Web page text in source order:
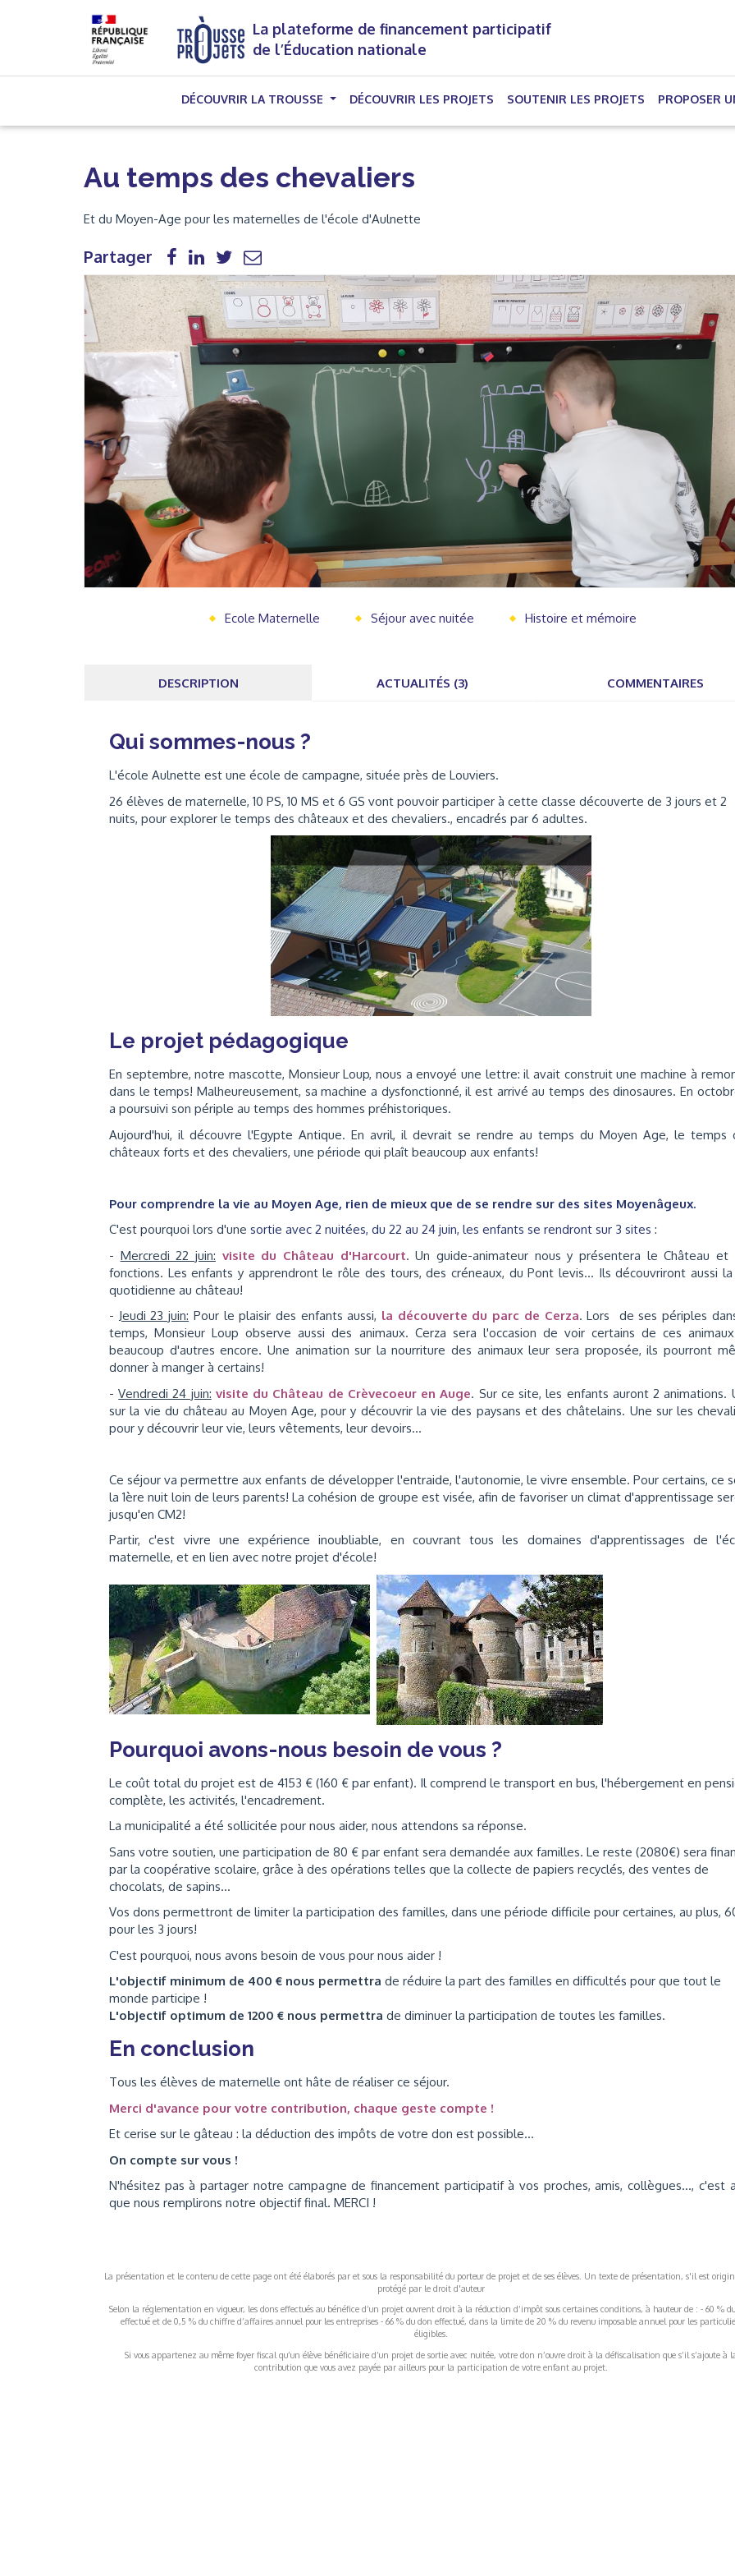
La plateforme de financement participatif
de l’Éducation nationale
DÉCOUVRIR LA TROUSSE DÉCOUVRIR LES PROJETS (CURRENT)
SOUTENIR LES PROJETS PROPOSER
Au temps des chevaliers
Et du Moyen-Age pour les maternelles de l'école d'Aulnette
Partager
Ecole Maternelle Séjour avec nuitée Histoire et mémoire
DESCRIPTION ACTUALITÉS (3) COMMENTAIRES
Qui sommes-nous ?
L'école Aulnette est une école de campagne, située près de Louviers.
26 élèves de maternelle, 10 PS, 10 MS et 6 GS vont pouvoir participer à cette classe découverte de 3 jours et 2
nuits, pour explorer le temps des châteaux et des chevaliers., encadrés par 6 adultes.
Le projet pédagogique
En septembre, notre mascotte, Monsieur Loup, nous a envoyé une lettre: il avait construit une machine à
dans le temps! Malheureusement, sa machine a dysfonctionné, il est arrivé au temps des dinosaures. En
a poursuivi son périple au temps des hommes préhistoriques.
Aujourd'hui, il découvre l'Egypte Antique. En avril, il devrait se rendre au temps du Moyen Age, le temps
châteaux forts et des chevaliers, une période qui plaît beaucoup aux enfants!
Pour comprendre la vie au Moyen Age, rien de mieux que de se rendre sur des sites Moyenâgeux.
C'est pourquoi lors d'une sortie avec 2 nuitées, du 22 au 24 juin, les enfants se rendront sur 3 sites :
- Mercredi 22 juin: visite du Château d'Harcourt. Un guide-animateur nous y présentera le Château et
fonctions. Les enfants y apprendront le rôle des tours, des créneaux, du Pont levis... Ils découvriront aussi
quotidienne au château!
- Jeudi 23 juin: Pour le plaisir des enfants aussi, la découverte du parc de Cerza. Lors de ses périples
temps, Monsieur Loup observe aussi des animaux. Cerza sera l'occasion de voir certains de ces
beaucoup d'autres encore. Une animation sur la nourriture des animaux leur sera proposée, ils pourront
donner à manger à certains!
-Vendredi 24 juin: visite du Château de Crèvecoeur en Auge. Sur ce site, les enfants auront 2 animations.
sur la vie du château au Moyen Age, pour y découvrir la vie des paysans et des châtelains. Une sur les
pour y découvrir leur vie, leurs vêtements, leur devoirs...
Ce séjour va permettre aux enfants de développer l'entraide, l'autonomie, le vivre ensemble. Pour certains, ce
la 1ère nuit loin de leurs parents! La cohésion de groupe est visée, afin de favoriser un climat d'apprentissage
jusqu'en CM2!
Partir, c'est vivre une expérience inoubliable, en couvrant tous les domaines d'apprentissages de
maternelle, et en lien avec notre projet d'école!
Pourquoi avons-nous besoin de vous ?
Le coût total du projet est de 4153 € (160 € par enfant). Il comprend le transport en bus, l'hébergement en
complète, les activités, l'encadrement.
La municipalité a été sollicitée pour nous aider, nous attendons sa réponse.
Sans votre soutien, une participation de 80 € par enfant sera demandée aux familles. Le reste (2080€) sera
par la coopérative scolaire, grâce à des opérations telles que la collecte de papiers recyclés, des ventes de
chocolats, de sapins...
Vos dons permettront de limiter la participation des familles, dans une période difficile pour certaines, au plus,
pour les 3 jours!
C'est pourquoi, nous avons besoin de vous pour nous aider !
L'objectif minimum de 400 € nous permettra de réduire la part des familles en difficultés pour que tout le
monde participe !
L'objectif optimum de 1200 € nous permettra de diminuer la participation de toutes les familles.
En conclusion
Tous les élèves de maternelle ont hâte de réaliser ce séjour.
Merci d'avance pour votre contribution, chaque geste compte !
Et cerise sur le gâteau : la déduction des impôts de votre don est possible...
On compte sur vous !
N'hésitez pas à partager notre campagne de financement participatif à vos proches, amis, collègues..., c'est
que nous remplirons notre objectif final. MERCI !
La présentation et le contenu de cette page ont été élaborés par et sous la responsabilité du porteur de projet et de ses élèves. Un texte de présentation, s'il est
protégé par le droit d'auteur
Selon la réglementation en vigueur, les dons effectués au bénéfice d’un projet ouvrent droit à la réduction d’impôt sous certaines conditions, à hauteur de : - 60 %
effectué et de 0,5 % du chiffre d’affaires annuel pour les entreprises - 66 % du don effectué, dans la limite de 20 % du revenu imposable annuel pour les
éligibles.
Si vous appartenez au même foyer fiscal qu’un élève bénéficiaire d’un projet de sortie avec nuitée, votre don n’ouvre droit à la défiscalisation que s’il s’ajoute à
contribution que vous avez payée par ailleurs pour la participation de votre enfant au projet.